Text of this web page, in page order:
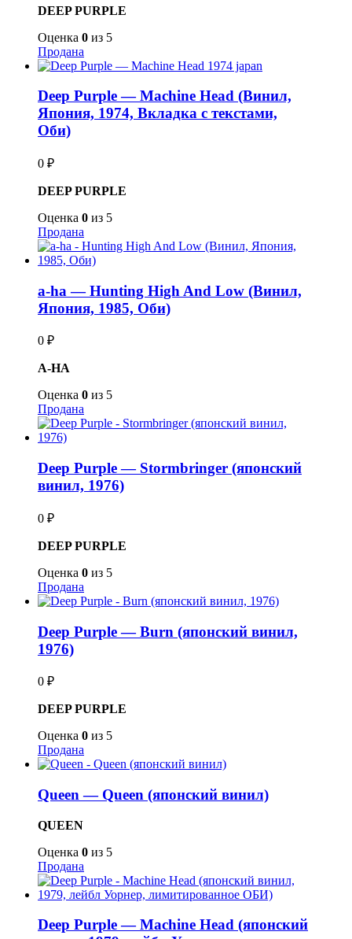
DEEP PURPLE
Оценка 0 из 5
Продана
Deep Purple — Machine Head (Винил,
Япония, 1974, Вкладка с текстами,
Оби)
0 ₽
DEEP PURPLE
Оценка 0 из 5
Продана
a-ha — Hunting High And Low (Винил,
Япония, 1985, Оби)
0 ₽
A-HA
Оценка 0 из 5
Продана
Deep Purple — Stormbringer (японский
винил, 1976)
0 ₽
DEEP PURPLE
Оценка 0 из 5
Продана
Deep Purple — Burn (японский винил,
1976)
0 ₽
DEEP PURPLE
Оценка 0 из 5
Продана
Queen — Queen (японский винил)
QUEEN
Оценка 0 из 5
Продана
Deep Purple — Machine Head (японский